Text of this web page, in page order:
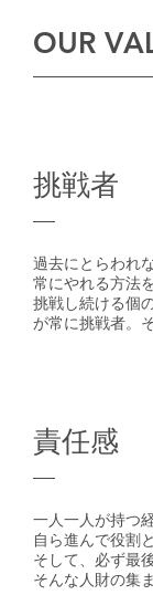
OUR
挑戦者
過去にとらわれ
常にやれる方法
挑戦し続ける個
が常に挑戦者。
責任感
一人一人が持つ
自ら進んで役割
そして、必ず最
そんな人財の集